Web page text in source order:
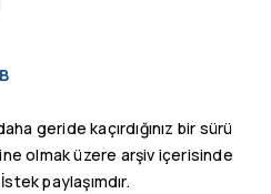
geride kaçırdığınız bir sürü
olmak üzere arşiv içerisinde
paylaşımdır.